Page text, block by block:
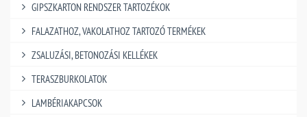
GIPSZKARTON RENDSZER TARTOZÉKOK
FALAZATHOZ, VAKOLATHOZ TARTOZÓ TERMÉKEK
ZSALUZÁSI, BETONOZÁSI KELLÉKEK
TERASZBURKOLATOK
LAMBÉRIAKAPCSOK